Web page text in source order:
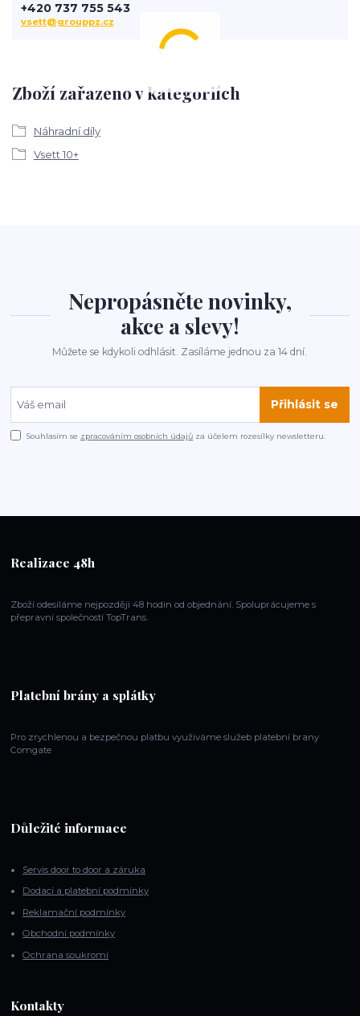
Zboží zařazeno v kategoriích
Náhradní díly
Vsett 10+
+420 737 755 543
vsett@grouppz.cz
Nepropásněte novinky,
akce a slevy!
Můžete se kdykoli odhlásit. Zasíláme jednou za 14 dní.
Přihlásit se
Souhlasím se zpracováním osobních údajů za účelem rozesílky newsletteru.
Realizace 48h
Zboží odesíláme nejpozději 48 hodin od objednání. Spoluprácujeme s
přepravní společností TopTrans.
Platební brány a splátky
Pro zrychlenou a bezpečnou platbu využiváme služeb platební brany
Comgate
Důležité informace
Servis door to door a záruka
Dodací a platební podmínky
Reklamační podmínky
Obchodní podmínky
Ochrana soukromí
Kontakty